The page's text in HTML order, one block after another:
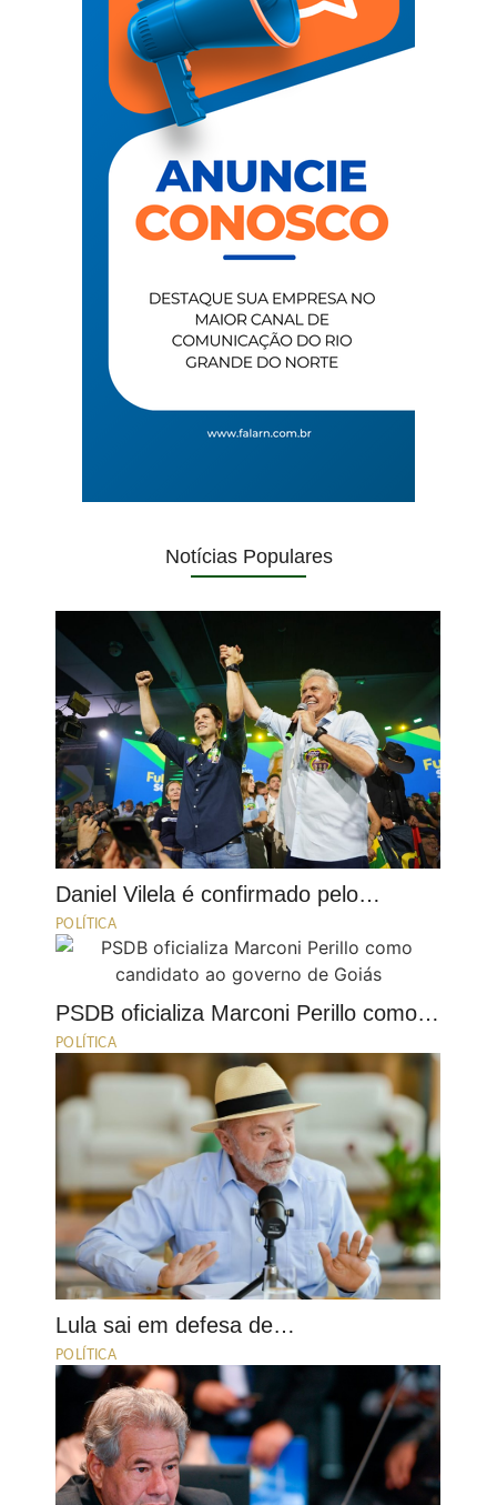
Notícias Populares
Daniel Vilela é confirmado pelo…
POLÍTICA
PSDB oficializa Marconi Perillo como…
POLÍTICA
Lula sai em defesa de…
POLÍTICA